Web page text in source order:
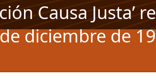
Causa Justa’
diciembre de